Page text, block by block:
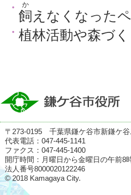
飼
か
えなくなった
植林活動や森づ
〒273-0195 千葉県鎌ケ谷市新鎌ケ
代表電話：047-445-1141
ファクス：047-445-1400
開庁時間：月曜日から金曜日の午前8
法人番号8000020122246
© 2018 Kamagaya City.